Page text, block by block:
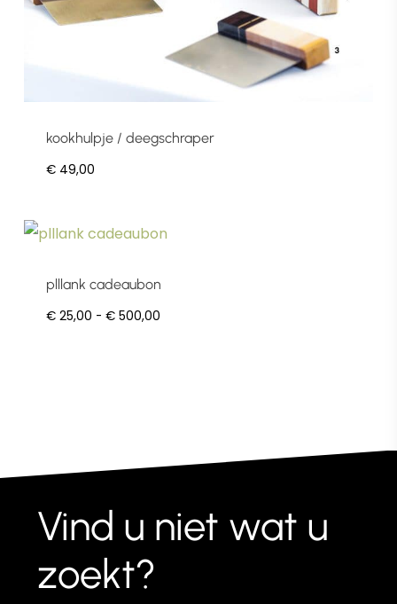
de
kookhulpje / deegschraper
€49,00
product
heeft
gekozen
worden
op
de
productpagina
plllank cadeaubon
€25,00 - €500,00Prijsklasse:
Vind u niet wat u
zoekt?